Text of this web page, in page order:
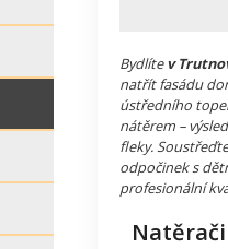
Bydlítev
natřít fasádu
ústředního
nátěrem –
fleky.
odpočinek s
profesionální